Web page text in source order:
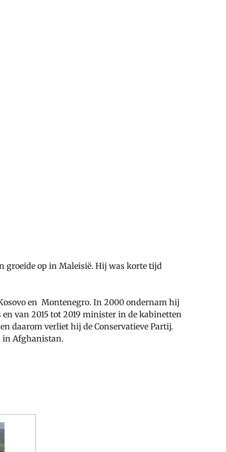
groeide op in Maleisië. Hij was korte tijd
en Montenegro. In 2000 ondernam hij
van 2015 tot 2019 minister in de kabinetten
daarom verliet hij de Conservatieve Partij.
in Afghanistan.